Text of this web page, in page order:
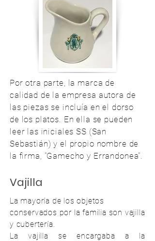
Por otra parte, la marca de
calidad de la empresa autora de
las piezas se incluía en el dorso
de los platos. En ella se pueden
leer las iniciales SS (San
Sebastián) y el propio nombre de
la firma, "Gamecho y Errandonea".
Vajilla
La mayoría de los objetos
conservados por la familia son vajilla
y cubertería.
La vajilla se encargaba a la